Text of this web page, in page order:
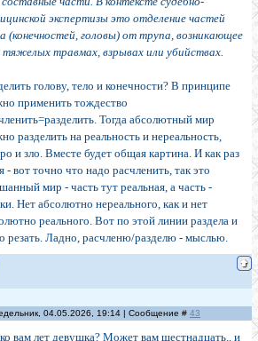
экспертизы это отделение частей
(конечностей, головы) от трупа, возникающее
тяжелых травмах, взрывах или убийствах.
голову, тело и конечности? В принципе
применить тождество
Тогда абсолютный мир
разделить на реальность и нереальность,
и зло. Вместе будет общая картина. И как раз
- вот точно что надо расчленить, так это
мир - часть тут реальная, а часть -
Нет абсолютно нереального, как и нет
реального. Вот по этой линии раздела и
резать. Ладно, расчленю/разделю - мыслью.
04.05.2026, 19:14 | Сообщение # 43
вам лет девушка? Может вам шестнадцать.. и